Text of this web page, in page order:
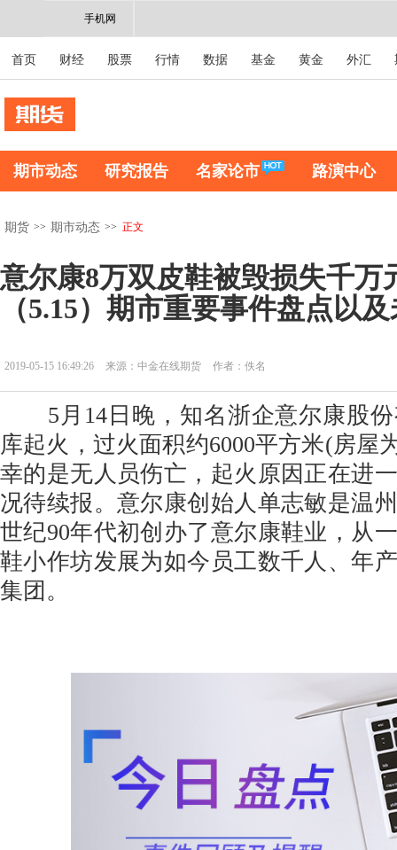
手机网
首页 财经 股票 行情 数据 基金 黄金 外汇
期市动态 研究报告 名家论市 路演中心
期货 >> 期市动态 >> 正文
意尔康8万双皮鞋被毁损失千万
（5.15）期市重要事件盘点以
2019-05-15 16:49:26 来源：中金在线期货 作者：佚名
5月14日晚，知名浙企意尔康股份
库起火，过火面积约6000平方米(房屋
幸的是无人员伤亡，起火原因正在进
况待续报。意尔康创始人单志敏是温
世纪90年代初创办了意尔康鞋业，从
鞋小作坊发展为如今员工数千人、年
集团。